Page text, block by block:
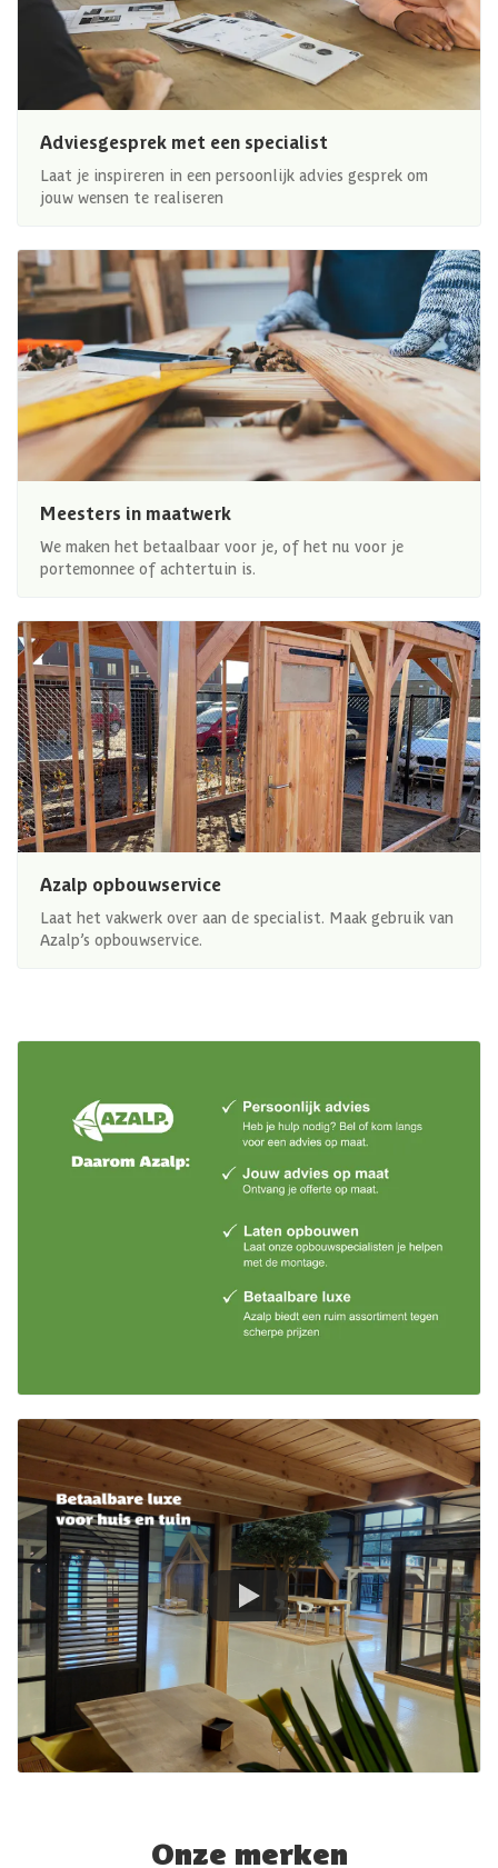
Adviesgesprek met een specialist
Laat je inspireren in een persoonlijk advies gesprek om
jouw wensen te realiseren
Meesters in maatwerk
We maken het betaalbaar voor je, of het nu voor je
portemonnee of achtertuin is.
Azalp opbouwservice
Laat het vakwerk over aan de specialist. Maak gebruik van
Azalp’s opbouwservice.
Onze merken